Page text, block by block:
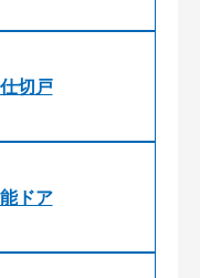
切戸
ドア